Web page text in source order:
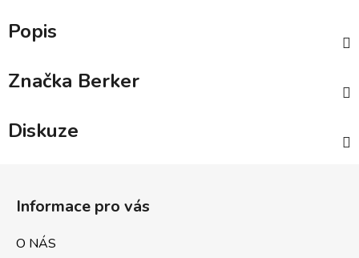
Popis
Značka Berker
Diskuze
Informace pro vás
O NÁS